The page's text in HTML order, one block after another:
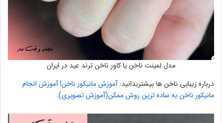
مدل لمینت ناخن یا کاور ناخن ترند عید در ایران
درباره زیبایی ناخن ها بیشتربدانید:آموزش مانیکور ناخن! آموزش انجام
مانیکور ناخن به ساده ترین روش ممکن(آموزش تصویری).